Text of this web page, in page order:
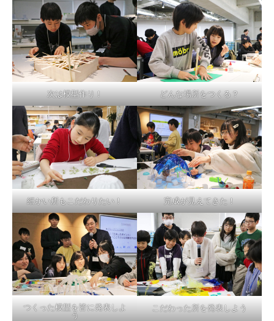
次は模型作り！ どんな場所をつくる？
細かい所もこだわりたい！ 完成が見えてきた！
つくった模型を皆に発表しよ
う
こだわった所を発表しよう